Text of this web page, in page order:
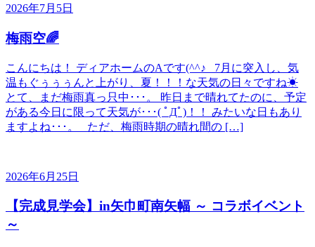
2026年7月5日
梅雨空🌈
こんにちは！ ディアホームのAです(^^♪ 7月に突入し、気
温もぐぅぅぅんと上がり、夏！！！な天気の日々ですね☀
とて、まだ梅雨真っ只中･･･。 昨日まで晴れてたのに、予定
がある今日に限って天気が･･･( ﾟДﾟ)！！ みたいな日もあり
ますよね･･･。 ただ、梅雨時期の晴れ間の […]
2026年6月25日
【完成見学会】in矢巾町南矢幅 ～ コラボイベント
～